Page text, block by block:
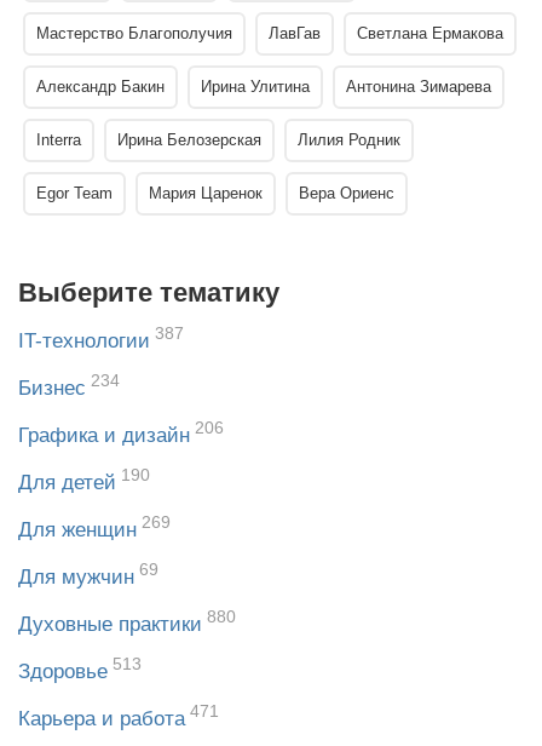
Мастерство Благополучия ЛавГав Светлана Ермакова
Александр Бакин Ирина Улитина Антонина Зимарева
Interra Ирина Белозерская Лилия Родник
Egor Team Мария Царенок Вера Ориенс
Выберите тематику
IT-технологии 387
Бизнес 234
Графика и дизайн 206
Для детей 190
Для женщин 269
Для мужчин 69
Духовные практики 880
Здоровье 513
Карьера и работа 471